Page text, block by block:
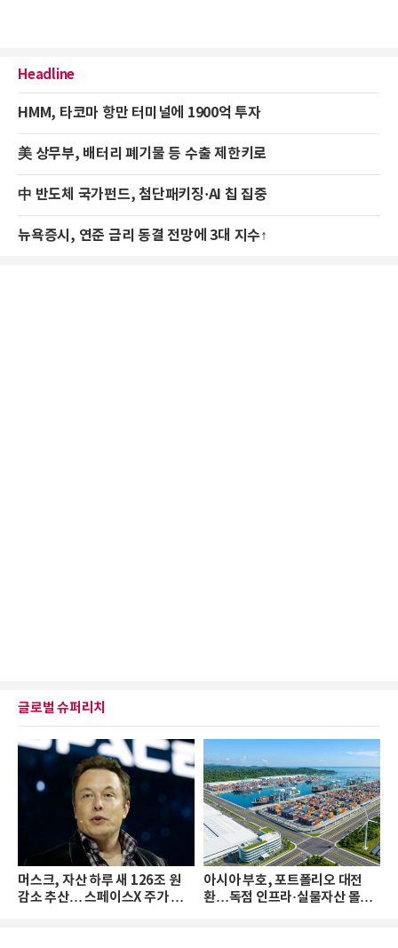
Headline
HMM, 타코마 항만 터미널에 1900억 투자
美 상무부, 배터리 폐기물 등 수출 제한키로
中 반도체 국가펀드, 첨단패키징·AI 칩 집중
뉴욕증시, 연준 금리 동결 전망에 3대 지수↑
글로벌 슈퍼리치
머스크, 자산 하루 새 126조 원
감소 추산… 스페이스X 주가 하
아시아 부호, 포트폴리오 대전
환…독점 인프라·실물자산 몰린